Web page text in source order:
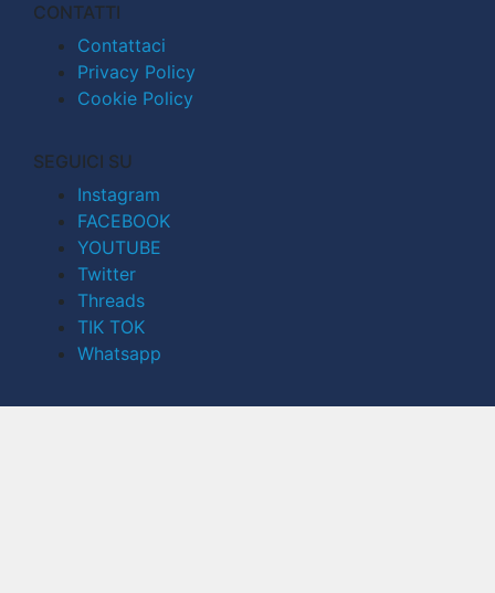
CONTATTI
Contattaci
Privacy Policy
Cookie Policy
SEGUICI SU
Instagram
FACEBOOK
YOUTUBE
Twitter
Threads
TIK TOK
Whatsapp